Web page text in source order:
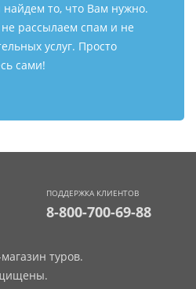
найдем то, что Вам нужно.
рассылаем спам и не
услуг. Просто
сами!
ПОДДЕРЖКА КЛИЕНТОВ
8-800-700-69-88
туров.